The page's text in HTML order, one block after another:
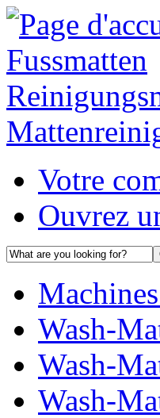
Votre
Ouvrez
Wash-
Wash-
Wash-